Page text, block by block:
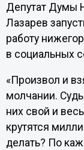
Депутат Думы
Лазарев
работу
в социальных
«Произвол и
молчании.
них свой и
крутятся
делать? По